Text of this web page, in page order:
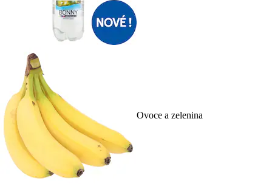
Ovoce a zelenina